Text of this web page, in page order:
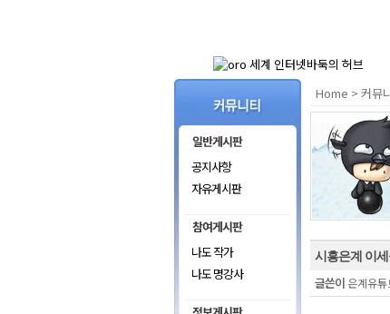
공지사항
자유게시판
나도 작가
나도 명강사
Home > 커뮤
시흥은계 이
글쓴이 은계유